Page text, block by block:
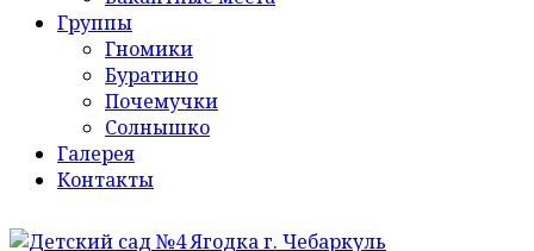
Группы
Гномики
Буратино
Почемучки
Солнышко
Галерея
Контакты